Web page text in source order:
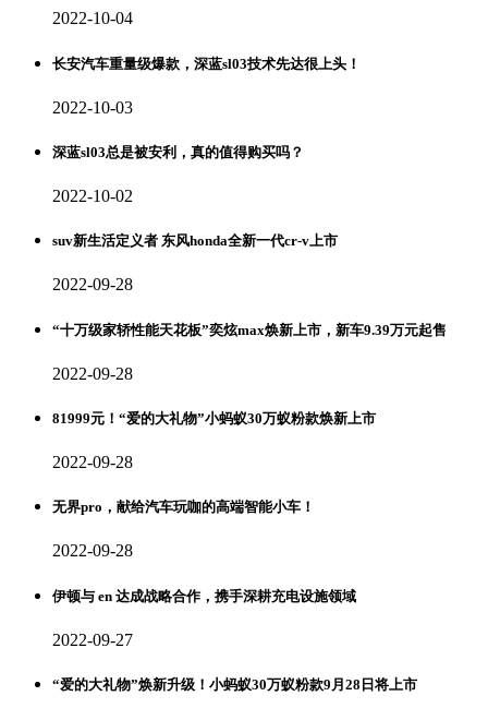
2022-10-04
长安汽车重量级爆款，深蓝sl03技术先达很上头！
2022-10-03
深蓝sl03总是被安利，真的值得购买吗？
2022-10-02
suv新生活定义者 东风honda全新一代cr-v上市
2022-09-28
“十万级家轿性能天花板”奕炫max焕新上市，新车9.39万元起售
2022-09-28
81999元！“爱的大礼物”小蚂蚁30万蚁粉款焕新上市
2022-09-28
无界pro，献给汽车玩咖的高端智能小车！
2022-09-28
伊顿与 en 达成战略合作，携手深耕充电设施领域
2022-09-27
“爱的大礼物”焕新升级！小蚂蚁30万蚁粉款9月28日将上市